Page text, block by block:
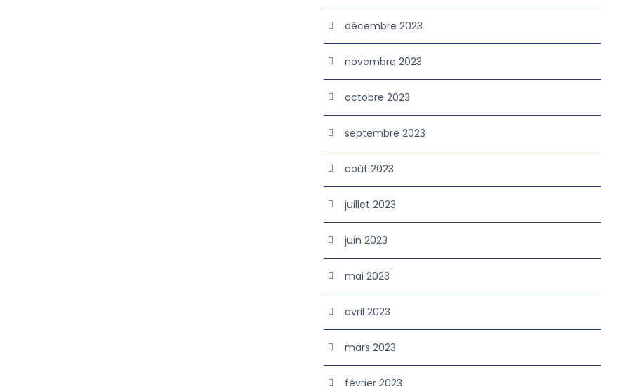
décembre 2023
novembre 2023
octobre 2023
septembre 2023
août 2023
juillet 2023
juin 2023
mai 2023
avril 2023
mars 2023
février 2023